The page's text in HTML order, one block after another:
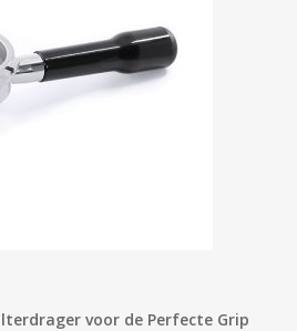
voor de Perfecte Grip